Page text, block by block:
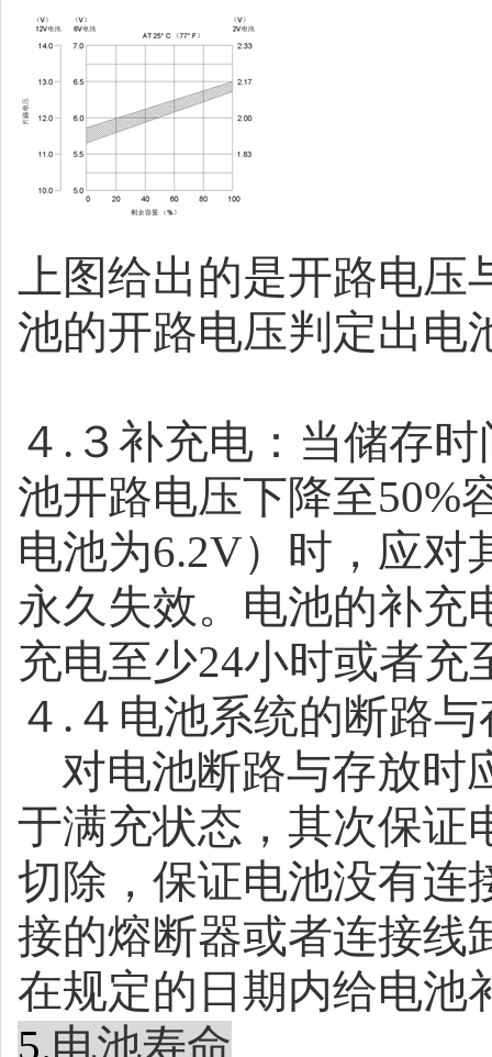
上图给出的是开路电
池的开路电压判定出电
４ . ３补充电：当储存
池开路电压下降至50%
电池为6.2V） 时，应对
永久失效。电池的补充
充电至少24小时或者充
４ . ４电池系统的断路与
对电池断路与存放时
于满充状态，其次保证
切除，保证电池没有连
接的熔断器或者连接线
在规定的日期内给电池
5.电池寿命